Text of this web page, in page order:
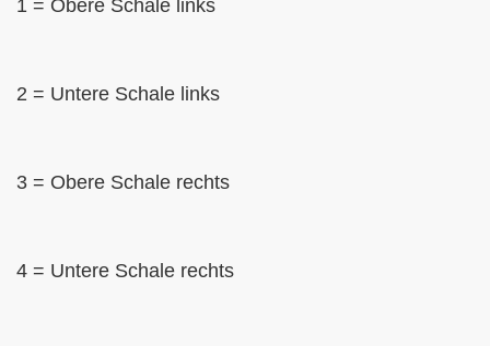
1 = Obere Schale links
2 = Untere Schale links
3 = Obere Schale rechts
4 = Untere Schale rechts